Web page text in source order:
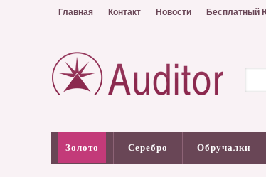
Главная Контакт Новости Бесплатный
Золото Серебро Обручалки